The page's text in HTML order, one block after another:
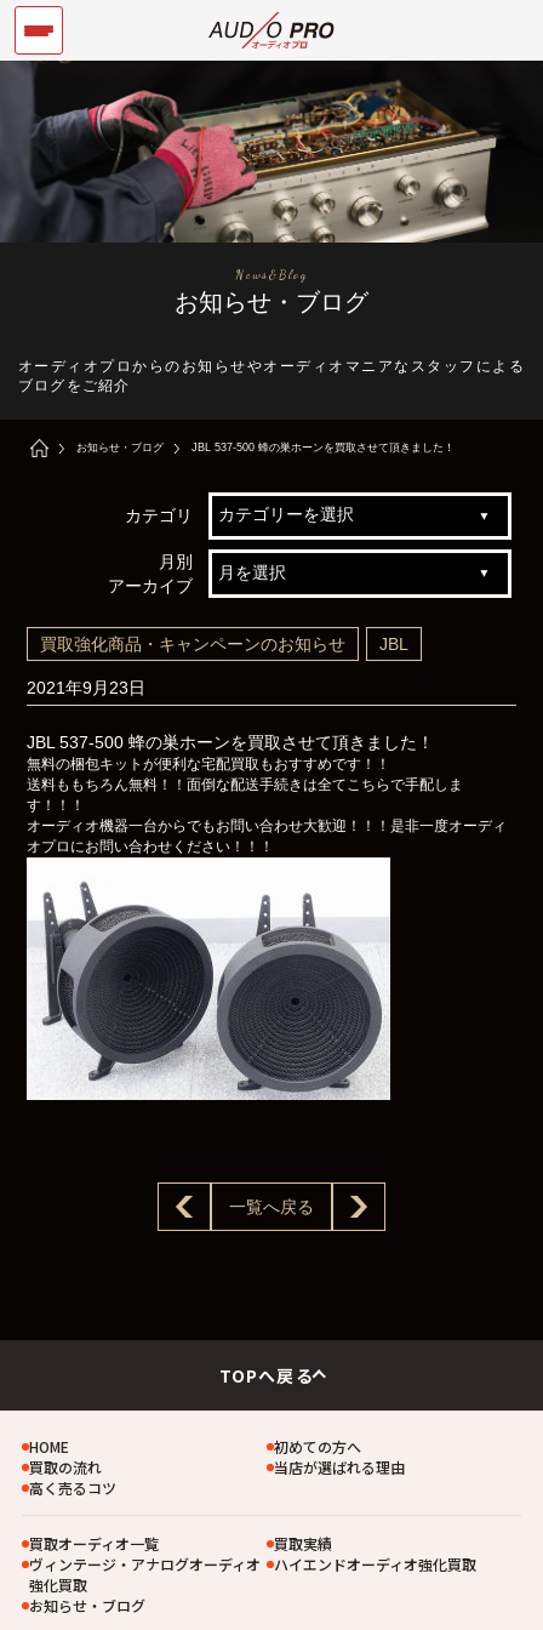
News&Blog
お知らせ・ブログ
オーディオプロからのお知らせやオーディオマニアなスタッフによる
ブログをご紹介
お知らせ・ブログ JBL 537-500 蜂の巣ホーンを買取させて頂きました！
カテゴリ
月別
アーカイブ
買取強化商品・キャンペーンのお知らせ JBL
2021年9月23日
JBL 537-500 蜂の巣ホーンを買取させて頂きました！
無料の梱包キットが便利な宅配買取もおすすめです！！
送料ももちろん無料！！面倒な配送手続きは全てこちらで手配しま
す！！！
オーディオ機器一台からでもお問い合わせ大歓迎！！！是非一度オーディ
オプロにお問い合わせください！！！
一覧へ戻る
TOPへ戻る
HOME
初めての方へ
買取の流れ
当店が選ばれる理由
高く売るコツ
買取オーディオ一覧
買取実績
ヴィンテージ・アナログオーディオ
強化買取
ハイエンドオーディオ強化買取
お知らせ・ブログ